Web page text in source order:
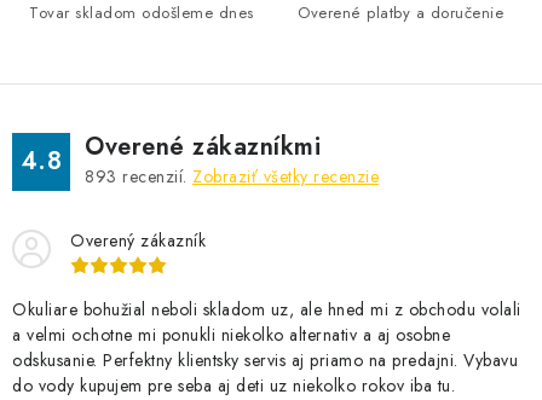
Tovar skladom odošleme dnes Overené platby a doručenie
4.8 Overené zákazníkmi
893 recenzií. Zobraziť všetky recenzie
Overený zákazník
Okuliare bohužial neboli skladom uz, ale hned mi z obchodu volali
a velmi ochotne mi ponukli niekolko alternativ a aj osobne
odskusanie. Perfektny klientsky servis aj priamo na predajni. Vybavu
do vody kupujem pre seba aj deti uz niekolko rokov iba tu.